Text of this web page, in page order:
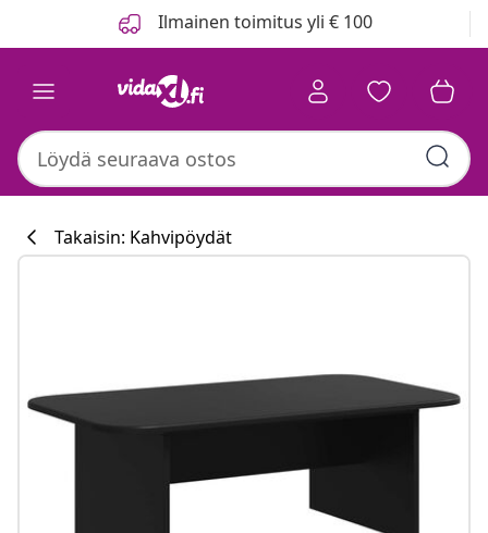
Ilmainen toimitus yli € 100
Takaisin: Kahvipöydät